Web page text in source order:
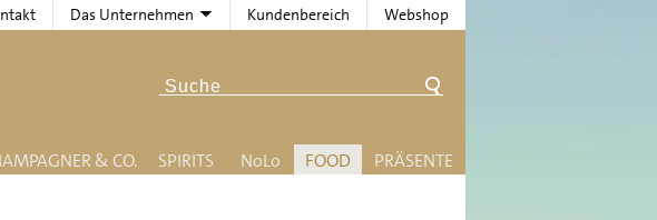
Das Unternehmen Kundenbereich Webshop
& CO. SPIRITS NoLo FOOD PRÄSENTE